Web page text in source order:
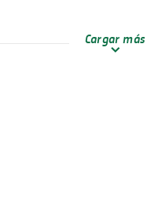
Cargar más